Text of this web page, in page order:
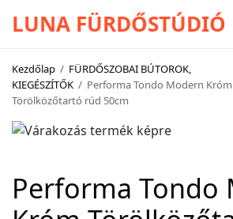
LUNA FÜRDŐSTÚDIÓ
Kezdőlap / FÜRDŐSZOBAI BÚTOROK,
KIEGÉSZÍTŐK / Performa Tondo Modern Króm
Törölközőtartó rúd 50cm
Performa Tondo
CSAPTELEPEK
SZANITEREK
SCHWAB
KÁDAK